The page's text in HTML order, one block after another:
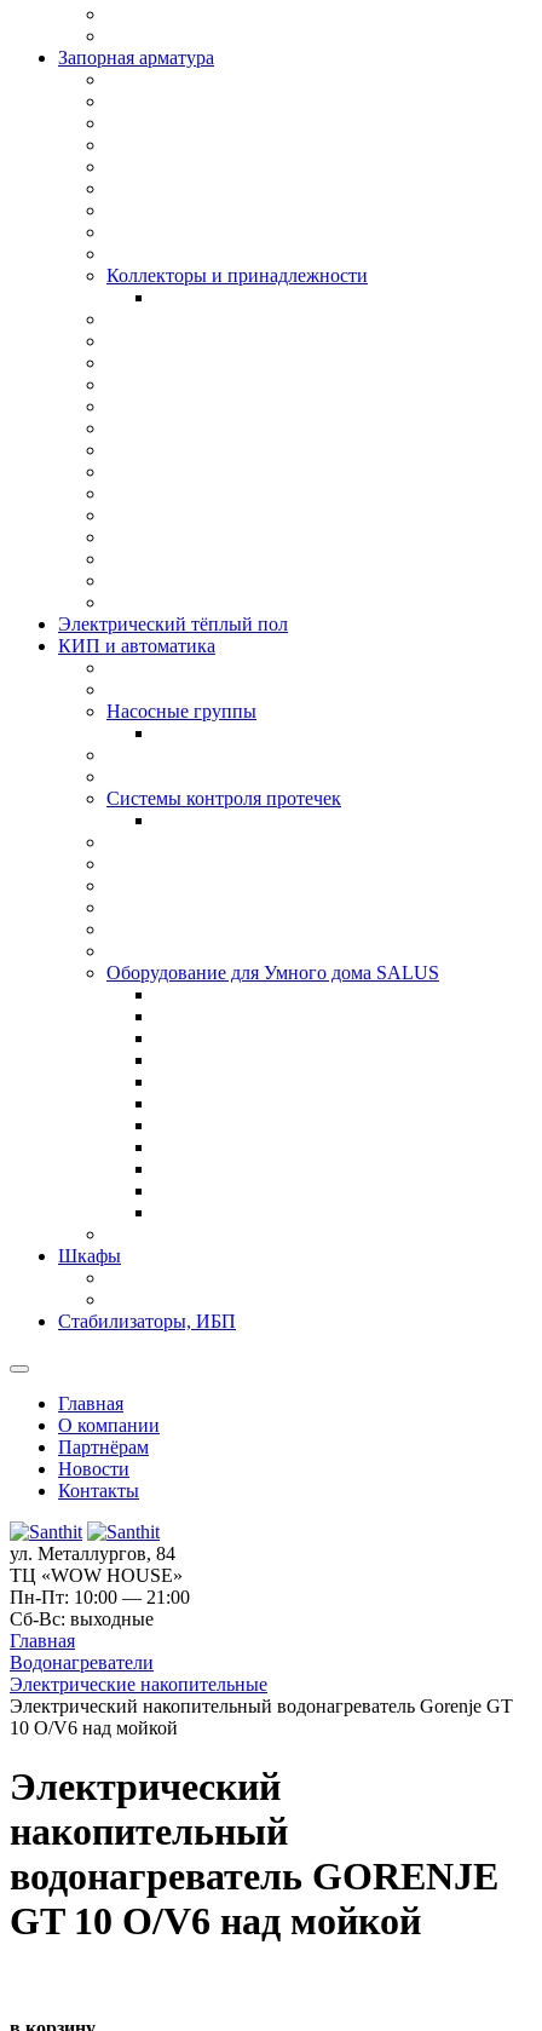
Запорная арматура
Коллекторы и принадлежности
Электрический тёплый пол
КИП и автоматика
Насосные группы
Системы контроля протeчек
Оборудование для Умного дома SALUS
Шкафы
Стабилизаторы, ИБП
Главная
О компании
Партнёрам
Новости
Контакты
ул. Металлургов, 84
ТЦ «WOW HOUSE»
Пн-Пт: 10:00 — 21:00
Сб-Вс: выходные
Главная
Водонагреватели
Электрические накопительные
Электрический накопительный водонагреватель Gorenje GT
10 O/V6 над мойкой
Электрический
накопительный
водонагреватель GORENJE
GT 10 O/V6 над мойкой